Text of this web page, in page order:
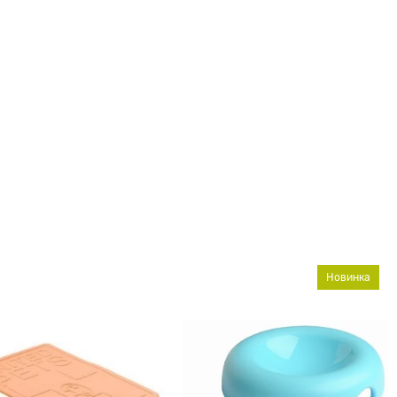
Новинка